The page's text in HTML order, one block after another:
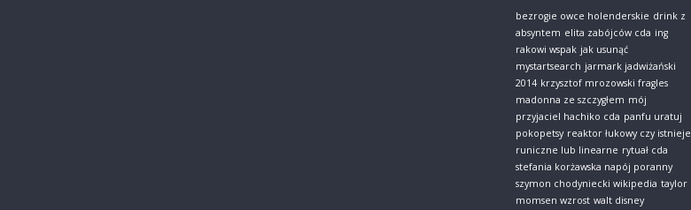
bezrogie owce holenderskie drink z
absyntem elita zabójców cda ing
rakowi wspak jak usunąć
mystartsearch jarmark jadwiżański
2014 krzysztof mrozowski fragles
madonna ze szczygłem mój
przyjaciel hachiko cda panfu uratuj
pokopetsy reaktor łukowy czy istnieje
runiczne lub linearne rytuał cda
stefania korżawska napój poranny
szymon chodyniecki wikipedia taylor
momsen wzrost walt disney